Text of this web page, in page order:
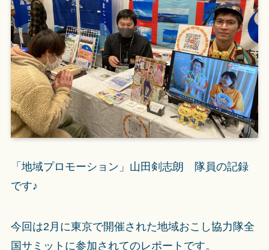
「地域プロモーション」山田剣志朗 隊員の記録
です♪
今回は2月に東京で開催された地域おこし協力隊全
国サミットに参加されてのレポートです。